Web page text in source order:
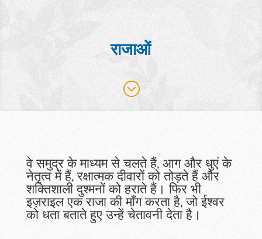
राजाओं
;
वे समुद्र के माध्यम से चलते हैं, आग और धुएं के
नेतृत्व में हैं, रक्षात्मक दीवारों को तोड़ते हैं और
शक्तिशाली दुश्मनों को हराते हैं। फिर भी
इज़राइल एक राजा की माँग करता है, जो ईश्वर
को धता बताते हुए उन्हें चेतावनी देता है।